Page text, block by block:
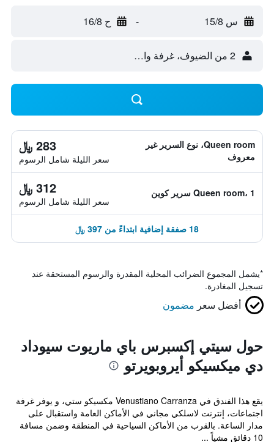
س 15/8 - ح 16/8
2 من الضيوف، غرفة واحدة
Queen room، نوع السرير غير
معروف
283 ﷼
سعر الليلة شامل الرسوم
Queen room، 1 سرير كوين 312 ﷼
سعر الليلة شامل الرسوم
18 صفقة إضافية ابتداءً من 397 ﷼
*يشمل المجموع الضرائب المحلية المقدرة والرسوم المستحقة عند
تسجيل المغادرة.
أفضل سعر مضمون
حول سيتي إكسبرس باي ماريوت سيوداد
دي ميكسيكو أيروبويرتو
يقع هذا الفندق في Venustiano Carranza مكسيكو ستي، و يوفر غرفة
اجتماعات، إنترنت لاسلكي مجاني في الأماكن العامة واستقبال على
مدار الساعة. بالقرب من الأماكن السياحية في المنطقة وضمن مسافة
10 دقائق مشياً ...